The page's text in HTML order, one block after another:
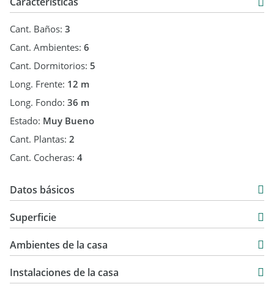
Cant. Baños: 3
Cant. Ambientes: 6
Cant. Dormitorios: 5
Long. Frente: 12 m
Long. Fondo: 36 m
Estado: Muy Bueno
Cant. Plantas: 2
Cant. Cocheras: 4
Datos básicos
Venta
USD 190.000
Superficie
230 m2
Ambientes de la casa
Instalaciones de la casa